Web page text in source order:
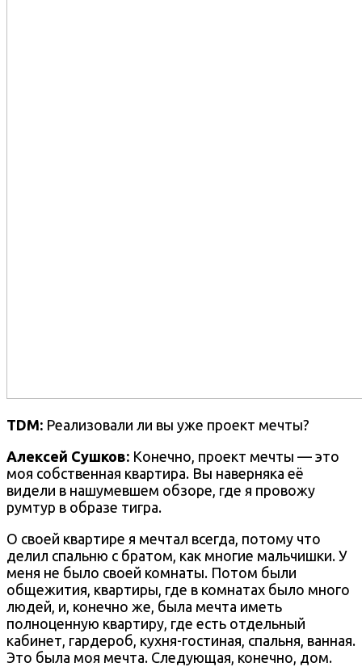
TDM: Реализовали ли вы уже проект мечты?
Алексей Сушков: Конечно, проект мечты — это
моя собственная квартира. Вы наверняка её
видели в нашумевшем обзоре, где я провожу
румтур в образе тигра.
О своей квартире я мечтал всегда, потому что
делил спальню с братом, как многие мальчишки. У
меня не было своей комнаты. Потом были
общежития, квартиры, где в комнатах было много
людей, и, конечно же, была мечта иметь
полноценную квартиру, где есть отдельный
кабинет, гардероб, кухня-гостиная, спальня, ванная.
Это была моя мечта. Следующая, конечно, дом.